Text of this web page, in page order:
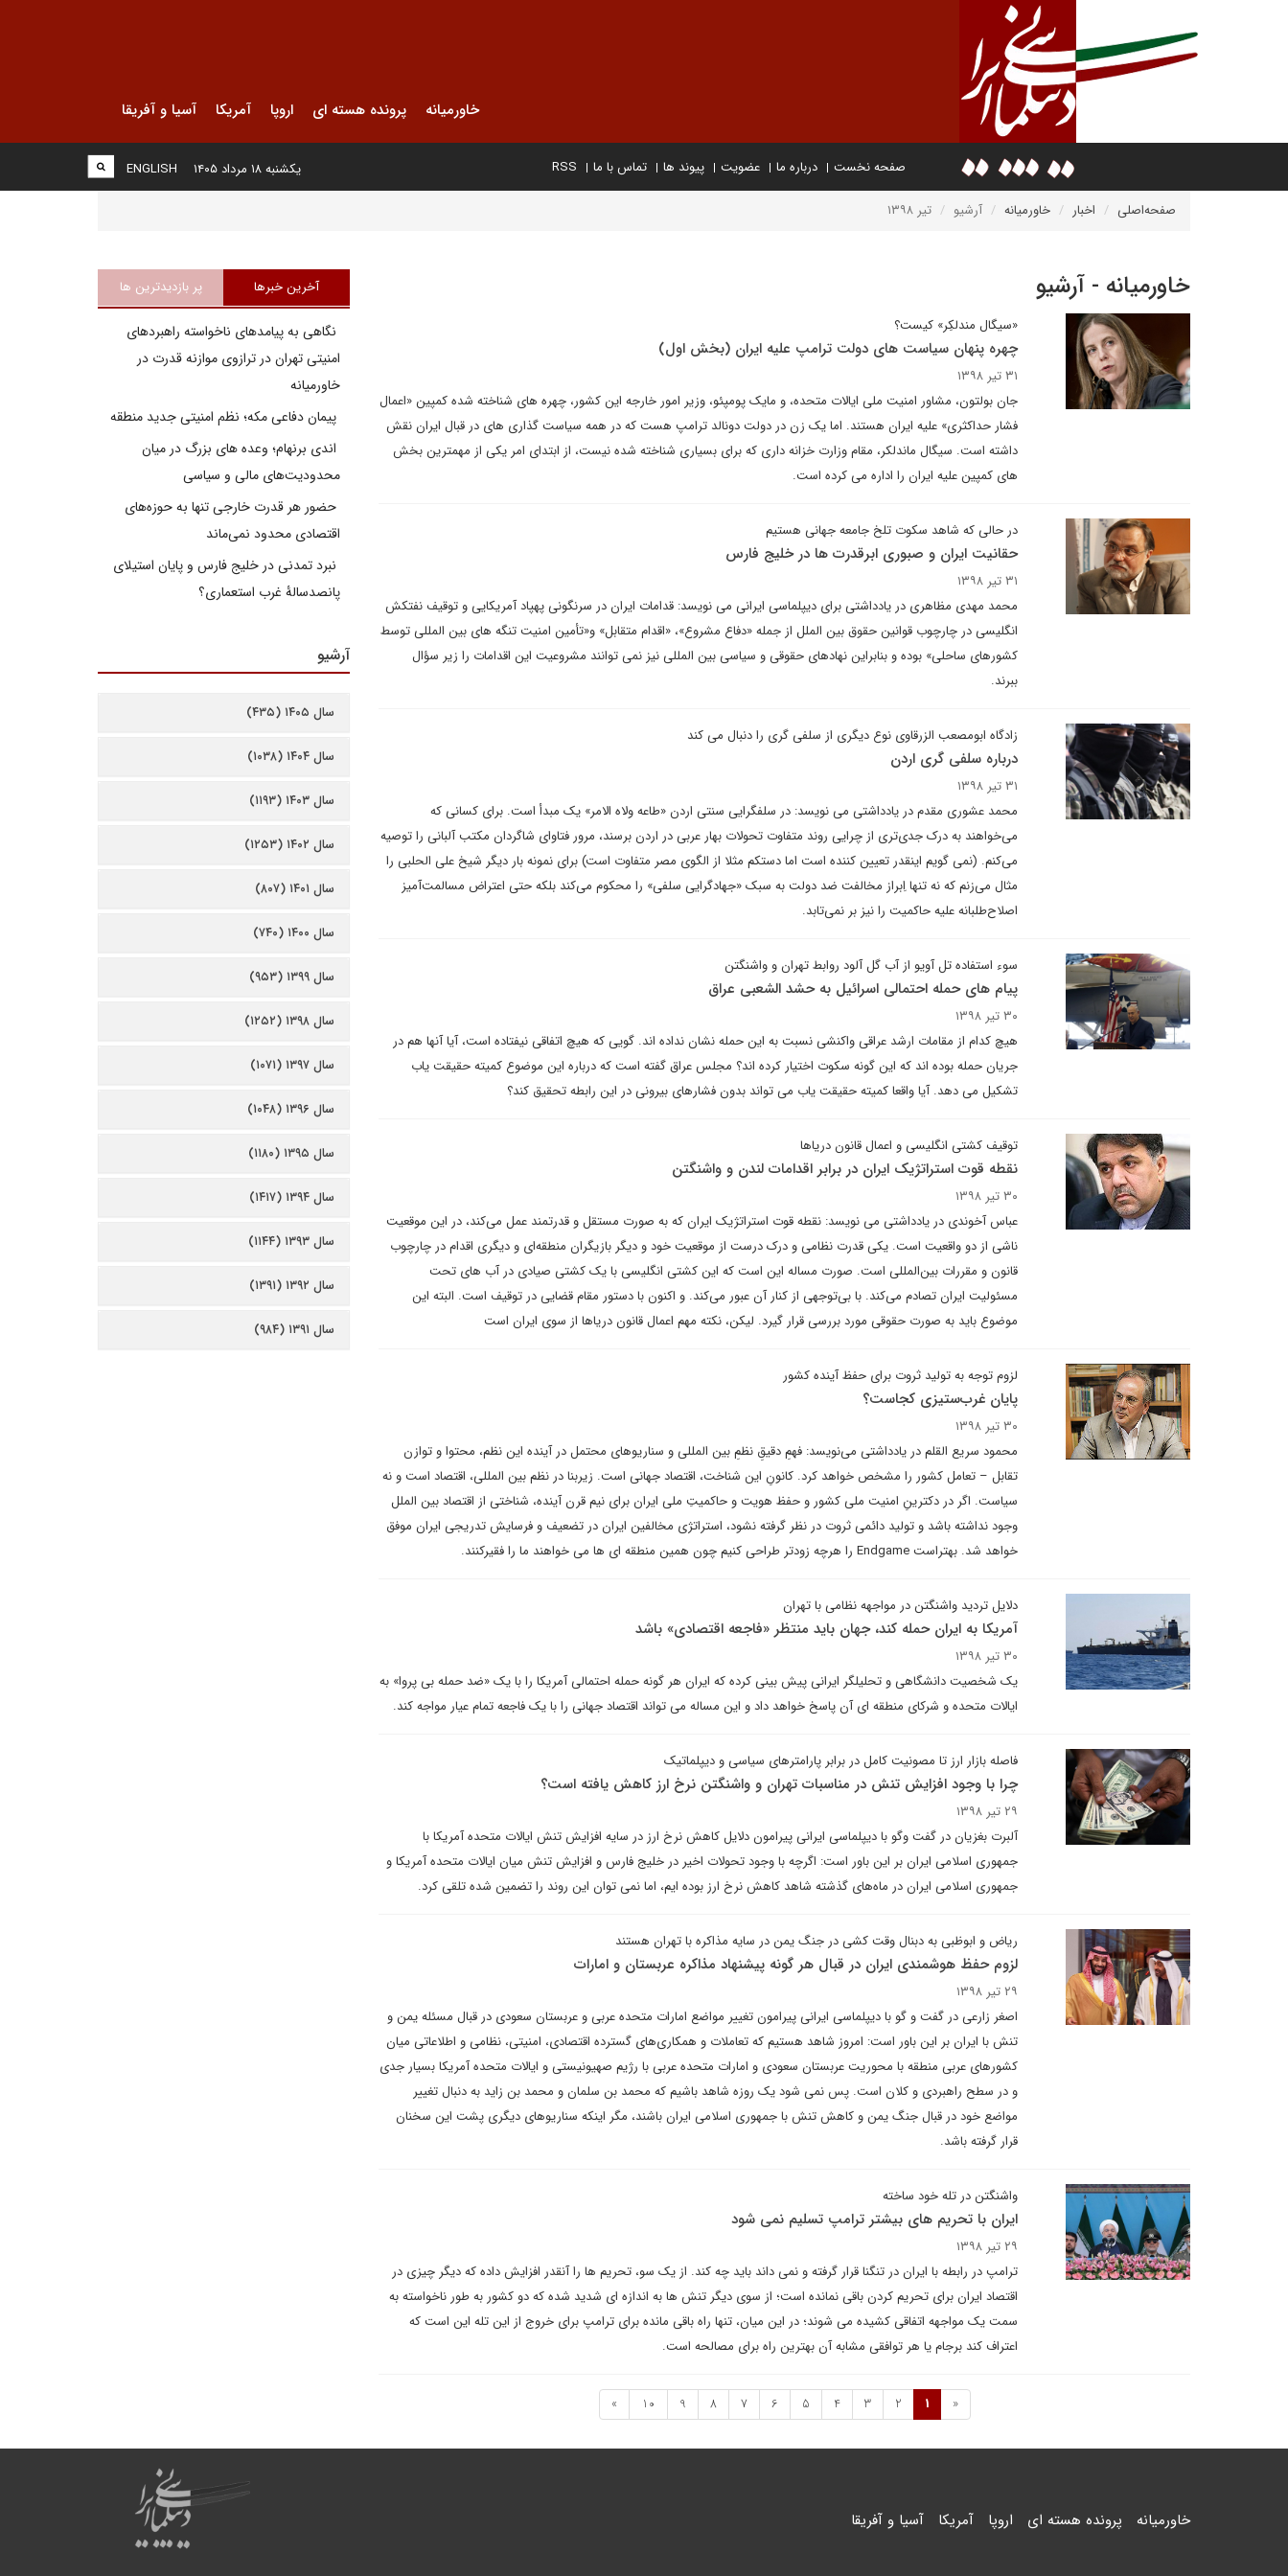
خاورمیانه پرونده هسته ای اروپا آمریکا آسیا و آفریقا
صفحه نخست درباره ما عضویت پیوند ها تماس با ما RSS
ENGLISH یکشنبه ۱۸ مرداد ۱۴۰۵
صفحه‌اصلی اخبار خاورمیانه آرشیو تیر ۱۳۹۸
خاورمیانه - آرشیو
«سیگال مندلکِر» کیست؟
چهره پنهان سیاست های دولت ترامپ علیه ایران (بخش اول)
۳۱ تیر ۱۳۹۸
جان بولتون، مشاور امنیت ملی ایالات متحده، و مایک پومپئو، وزیر امور خارجه این کشور، چهره های شناخته شده کمپین «اعمال
فشار حداکثری» علیه ایران هستند. اما یک زن در دولت دونالد ترامپ هست که در همه سیاست گذاری های در قبال ایران نقش
داشته است. سیگال ماندلکر، مقام وزارت خزانه داری که برای بسیاری شناخته شده نیست، از ابتدای امر یکی از مهمترین بخش
های کمپین علیه ایران را اداره می کرده است.
در حالی که شاهد سکوت تلخ جامعه جهانی هستیم
حقانیت ایران و صبوری ابرقدرت ها در خلیج فارس
۳۱ تیر ۱۳۹۸
محمد مهدی مظاهری در یادداشتی برای دیپلماسی ایرانی می نویسد: قدامات ایران در سرنگونی پهپاد آمریکایی و توقیف نفتکش
انگلیسی در چارچوب قوانین حقوق بین الملل از جمله «دفاع مشروع»، «اقدام متقابل» و«تأمین امنیت تنگه های بین المللی توسط
کشورهای ساحلی» بوده و بنابراین نهادهای حقوقی و سیاسی بین المللی نیز نمی توانند مشروعیت این اقدامات را زیر سؤال
ببرند.
زادگاه ابومصعب الزرقاوی نوع دیگری از سلفی گری را دنبال می کند
درباره سلفی گری اردن
۳۱ تیر ۱۳۹۸
محمد عشوری مقدم در یادداشتی می نویسد: در سلفگرایی سنتی اردن «طاعه ولاه الامر» یک مبدأ است. برای کسانی که
می‌‌خواهند به درک جدی‌‌تری از چرایی روند متفاوت تحولات بهار عربی در اردن برسند، مرور فتاوای شاگردان مکتب آلبانی را توصیه
می‌‌کنم. (نمى گویم اینقدر تعیین کننده است اما دستکم مثلا از الگوى مصر متفاوت است) برای نمونه بار دیگر شیخ علی الحلبی را
مثال می‌‌زنم که نه تنها اِبراز مخالفت ضد دولت به سبک «جهادگرایی سلفی» را محکوم می‌‌کند بلکه حتی اعتراض مسالمت‌‌آمیز
اصلاح‌‌‌طلبانه علیه حاکمیت را نیز بر نمی‌‌‌تابد.
سوء استفاده تل آویو از آب گل آلود روابط تهران و واشنگتن
پیام های حمله احتمالی اسرائیل به حشد الشعبی عراق
۳۰ تیر ۱۳۹۸
هیچ کدام از مقامات ارشد عراقی واکنشی نسبت به این حمله نشان نداده اند. گویی که هیچ اتفاقی نیفتاده است، آیا آنها هم در
جریان حمله بوده اند که این گونه سکوت اختیار کرده اند؟ مجلس عراق گفته است که درباره این موضوع کمیته حقیقت یاب
تشکیل می دهد. آیا واقعا کمیته حقیقت یاب می تواند بدون فشارهای بیرونی در این رابطه تحقیق کند؟
توقیف کشتی انگلیسی و اعمال قانون دریاها
نقطه قوت استراتژیک ایران در برابر اقدامات لندن و واشنگتن
۳۰ تیر ۱۳۹۸
عباس آخوندی در یادداشتی می نویسد: نقطه‌ قوت استراتژیک ایران که به صورت مستقل و قدرتمند عمل می‌کند، در این موقعیت
ناشی از دو واقعیت است. یکی قدرت نظامی و درک درست از موقعیت خود و دیگر بازیگران منطقه‌ای و دیگری اقدام در چارچوب
قانون و مقررات بین‌المللی است. صورت مساله این است که این کشتی انگلیسی با یک کشتی صیادی در آب های تحت
مسئولیت ایران تصادم می‌کند. با بی‌توجهی از کنار آن عبور می‌کند. و اکنون با دستور مقام قضایی در توقیف است. البته این
موضوع باید به صورت حقوقی مورد بررسی قرار گیرد. لیکن، نکته مهم اعمال قانون دریاها از سوی ایران است
لزوم توجه به تولید ثروت برای حفظ آینده کشور
پایان غرب‌ستیزی کجاست؟
۳۰ تیر ۱۳۹۸
محمود سریع القلم در یادداشتی می‌نویسد: فهمِ دقیقِ نظمِ بین المللی و سناریوهای محتمل در آینده این نظم، محتوا و توازن
تقابل – تعامل کشور را مشخص خواهد کرد. کانونِ این شناخت، اقتصاد جهانی است. زیربنا در نظم بین المللی، اقتصاد است و نه
سیاست. اگر در دکترینِ امنیت ملی کشور و حفظ هویت و حاکمیتِ ملی ایران برای نیم قرن آینده، شناختی از اقتصاد بین الملل
وجود نداشته باشد و تولید دائمی ثروت در نظر گرفته نشود، استراتژی مخالفین ایران در تضعیف و فرسایش تدریجی ایران موفق
خواهد شد. بهتراست Endgame را هرچه زودتر طراحی کنیم چون همین منطقه ای ها می خواهند ما را فقیرکنند.
دلایل تردید واشنگتن در مواجهه نظامی با تهران
آمریکا به ایران حمله کند، جهان باید منتظر «فاجعه اقتصادی» باشد
۳۰ تیر ۱۳۹۸
یک شخصیت دانشگاهی و تحلیلگر ایرانی پیش بینی کرده که ایران هر گونه حمله احتمالی آمریکا را با یک «ضد حمله بی پروا» به
ایالات متحده و شرکای منطقه ای آن پاسخ خواهد داد و این مساله می تواند اقتصاد جهانی را با یک فاجعه تمام عیار مواجه کند.
فاصله بازار ارز تا مصونیت کامل در برابر پارامترهای سیاسی و دیپلماتیک
چرا با وجود افزایش تنش در مناسبات تهران و واشنگتن نرخ ارز کاهش یافته است؟
۲۹ تیر ۱۳۹۸
آلبرت بغزیان در گفت وگو با دیپلماسی ایرانی پیرامون دلایل کاهش نرخ ارز در سایه افزایش تنش ایالات متحده آمریکا با
جمهوری اسلامی ایران بر این باور است: اگرچه با وجود تحولات اخیر در خلیج فارس و افزایش تنش میان ایالات متحده آمریکا و
جمهوری اسلامی ایران در ماه‌های گذشته شاهد کاهش نرخ ارز بوده ایم، اما نمی توان این روند را تضمین شده تلقی کرد.
ریاض و ابوظبی به دبنال وقت کشی در جنگ یمن در سایه مذاکره با تهران هستند
لزوم حفظ هوشمندی ایران در قبال هر گونه پیشنهاد مذاکره عربستان و امارات
۲۹ تیر ۱۳۹۸
اصغر زارعی در گفت و گو با دیپلماسی ایرانی پیرامون تغییر مواضع امارات متحده عربی و عربستان سعودی در قبال مسئله یمن و
تنش با ایران بر این باور است: امروز شاهد هستیم که تعاملات و همکاری‌های گسترده اقتصادی، امنیتی، نظامی و اطلاعاتی میان
کشورهای عربی منطقه با محوریت عربستان سعودی و امارات متحده عربی با رژیم صهیونیستی و ایالات متحده آمریکا بسیار جدی
و در سطح راهبردی و کلان است. پس نمی شود یک روزه شاهد باشیم که محمد بن سلمان و محمد بن زاید به دنبال تغییر
مواضع خود در قبال جنگ یمن و کاهش تنش با جمهوری اسلامی ایران باشند، مگر اینکه سناریوهای دیگری پشت این سخنان
قرار گرفته باشد.
واشنگتن در تله خود ساخته
ایران با تحریم های بیشتر ترامپ تسلیم نمی شود
۲۹ تیر ۱۳۹۸
ترامپ در رابطه با ایران در تنگنا قرار گرفته و نمی داند باید چه کند. از یک سو، تحریم ها را آنقدر افزایش داده که دیگر چیزی در
اقتصاد ایران برای تحریم کردن باقی نمانده است؛ از سوی دیگر تنش ها به اندازه ای شدید شده که دو کشور به طور ناخواسته به
سمت یک مواجهه اتفاقی کشیده می شوند؛ در این میان، تنها راه باقی مانده برای ترامپ برای خروج از این تله این است که
اعتراف کند برجام یا هر توافقی مشابه آن بهترین راه برای مصالحه است.
«
1
2
3
4
5
6
7
8
9
10
»
آخرین خبرها پر بازدیدترین ها
نگاهی به پیامدهای ناخواسته راهبردهای
امنیتی تهران در ترازوی موازنه قدرت در
خاورمیانه
پیمان دفاعی مکه؛ نظم امنیتی جدید منطقه
اندی برنهام؛ وعده های بزرگ در میان
محدودیت‌های مالی و سیاسی
حضور هر قدرت خارجی تنها به حوزه‌های
اقتصادی محدود نمی‌ماند
نبرد تمدنی در خلیج فارس و پایان استیلای
پانصدسالۀ غرب استعماری؟
آرشیو
سال ۱۴۰۵ (۴۳۵)
سال ۱۴۰۴ (۱۰۳۸)
سال ۱۴۰۳ (۱۱۹۳)
سال ۱۴۰۲ (۱۲۵۳)
سال ۱۴۰۱ (۸۰۷)
سال ۱۴۰۰ (۷۴۰)
سال ۱۳۹۹ (۹۵۳)
سال ۱۳۹۸ (۱۲۵۲)
سال ۱۳۹۷ (۱۰۷۱)
سال ۱۳۹۶ (۱۰۴۸)
سال ۱۳۹۵ (۱۱۸۰)
سال ۱۳۹۴ (۱۴۱۷)
سال ۱۳۹۳ (۱۱۴۴)
سال ۱۳۹۲ (۱۳۹۱)
سال ۱۳۹۱ (۹۸۴)
خاورمیانه پرونده هسته ای اروپا آمریکا آسیا و آفریقا